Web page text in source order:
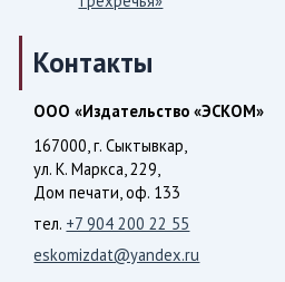
Контакты
ООО «Издательство «ЭСКОМ»
167000, г. Сыктывкар,
ул. К. Маркса, 229,
Дом печати, оф. 133
тел. +7 904 200 22 55
eskomizdat@yandex.ru